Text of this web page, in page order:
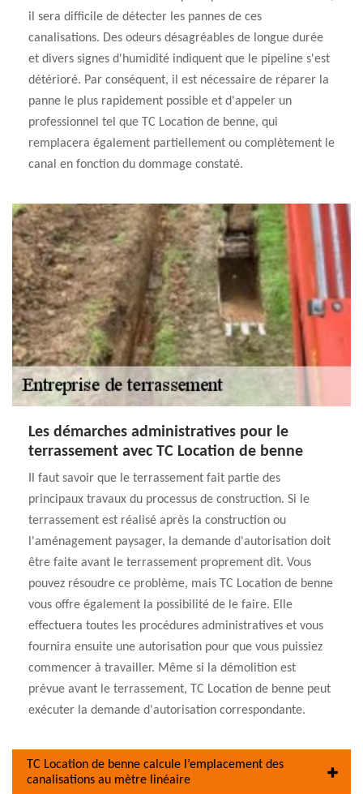
il sera difficile de détecter les pannes de ces
canalisations. Des odeurs désagréables de longue durée
et divers signes d'humidité indiquent que le pipeline s'est
détérioré. Par conséquent, il est nécessaire de réparer la
panne le plus rapidement possible et d'appeler un
professionnel tel que TC Location de benne, qui
remplacera également partiellement ou complètement le
canal en fonction du dommage constaté.
Les démarches administratives pour le
terrassement avec TC Location de benne
Il faut savoir que le terrassement fait partie des
principaux travaux du processus de construction. Si le
terrassement est réalisé après la construction ou
l'aménagement paysager, la demande d'autorisation doit
être faite avant le terrassement proprement dit. Vous
pouvez résoudre ce problème, mais TC Location de benne
vous offre également la possibilité de le faire. Elle
effectuera toutes les procédures administratives et vous
fournira ensuite une autorisation pour que vous puissiez
commencer à travailler. Même si la démolition est
prévue avant le terrassement, TC Location de benne peut
exécuter la demande d'autorisation correspondante.
TC Location de benne calcule l’emplacement des
canalisations au mètre linéaire